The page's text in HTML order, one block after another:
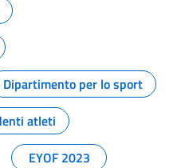
Dipartimento per lo sport
atleti
EYOF 2023